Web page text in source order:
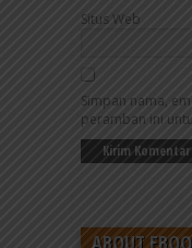
Situs Web
Simpan nama,
peramban ini
ABOUT